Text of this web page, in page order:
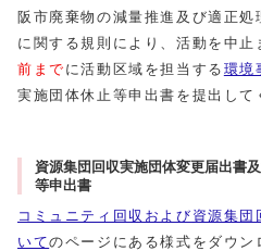
阪市廃棄物の減量推進及び適正
に関する規則により、活動を中止
前 まで に活動区域を担当する 環境
実施団体休止等申出書を提出して
資源集団回収実施団体変更届出書
等申出書
コミュニティ回収および資源集
いてのページにある様式をダウン